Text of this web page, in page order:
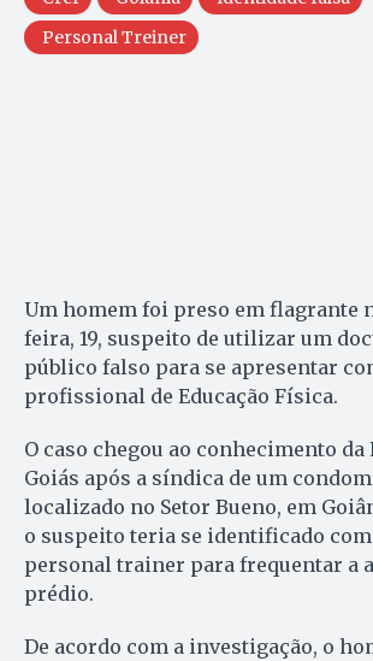
Personal Treiner
Um homem foi preso em flagrante
feira, 19, suspeito de utilizar um
público falso para se apresentar
profissional de Educação Física.
O caso chegou ao conhecimento
Goiás após a síndica de um
localizado no Setor Bueno, em
o suspeito teria se identificado
personal trainer para frequentar a
prédio.
De acordo com a investigação, o